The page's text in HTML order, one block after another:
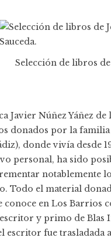
Selección de libros
Javier Núñez Yáñez
donados por la familia
donde vivía desde
personal, ha sido
notablemente
Todo el material
conoce en Los Barrios
y primo de Blas
escritor fue trasladada